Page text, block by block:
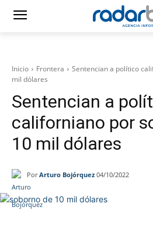
Inicio Frontera
Sentencian a político
mil dólares
Sentencian a
californiano por
10 mil dólares
Por Arturo Bojórquez 04/10/2022